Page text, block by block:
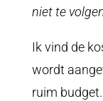
niet te
Ik vind de
wordt
ruim